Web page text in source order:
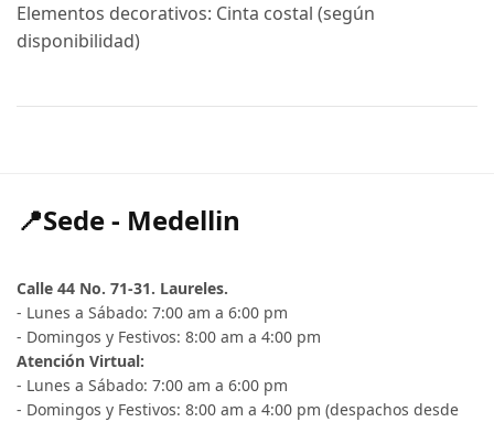
Elementos decorativos: Cinta costal (según
disponibilidad)
📍Sede - Medellin
Calle 44 No. 71-31. Laureles.
- Lunes a Sábado: 7:00 am a 6:00 pm
- Domingos y Festivos: 8:00 am a 4:00 pm
Atención Virtual:
- Lunes a Sábado: 7:00 am a 6:00 pm
- Domingos y Festivos: 8:00 am a 4:00 pm (despachos desde